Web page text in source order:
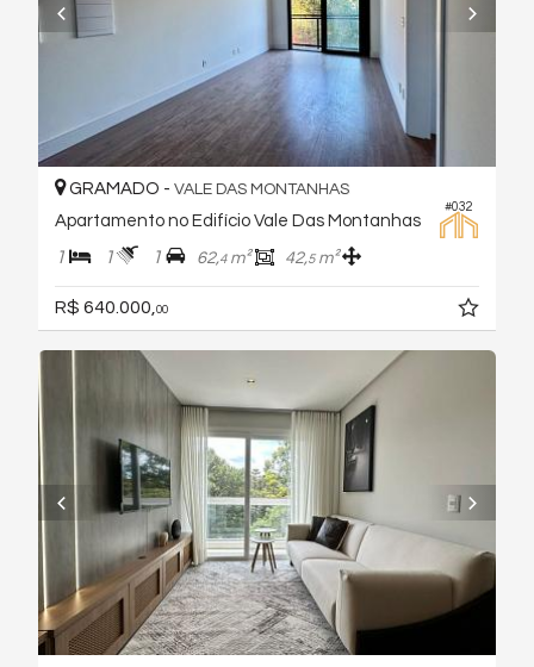
#032
GRAMADO - VALE DAS MONTANHAS
Apartamento no Edifício Vale Das Montanhas
1 1 1 62,4m² 42,5m²
R$ 640.000, 00